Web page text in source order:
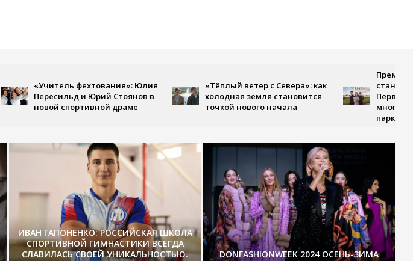
«Учитель фехтования»: Юлия
Пересильд и Юрий Стоянов в
новой спортивной драме
«Тёплый ветер с Севера»: как
холодная земля становится
точкой нового начала
Премьера, где
становится
Первом канале
многосерийная
парке Чаир»
ИВАН ГАПОНЕНКО: РОССИЙСКАЯ ШКОЛА
СПОРТИВНОЙ ГИМНАСТИКИ ВСЕГДА
СЛАВИЛАСЬ СВОЕЙ УНИКАЛЬНОСТЬЮ.
DONFASHIONWEEK 2024 ОСЕНЬ-ЗИМА